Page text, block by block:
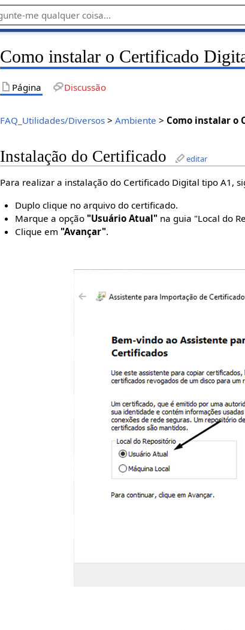
Como instalar o Certificado
Página Discussão
FAQ_Utilidades/Diversos >Ambiente > Como instalar o
Instalação do Certificado editar
Para realizar a instalação do Certificado Digital tipo A1,
Duplo clique no arquivo do certificado.
Marque a opção "Usuário Atual"na guia "Local do
Clique em "Avançar".